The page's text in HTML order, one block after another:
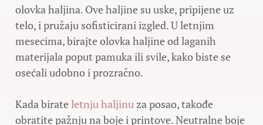
olovka haljina. Ove haljine su uske, pripijene uz
telo, i pružaju sofisticirani izgled. U letnjim
mesecima, birajte olovka haljine od laganih
materijala poput pamuka ili svile, kako biste se
osećali udobno i prozračno.
Kada birateletnju haljinu za posao, takođe
obratite pažnju na boje i printove. Neutralne boje